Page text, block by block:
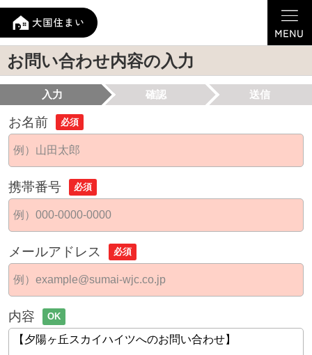
お問い合わせ内容の入力
入力 確認 送信
お名前 必須
携帯番号 必須
メールアドレス 必須
内容 OK